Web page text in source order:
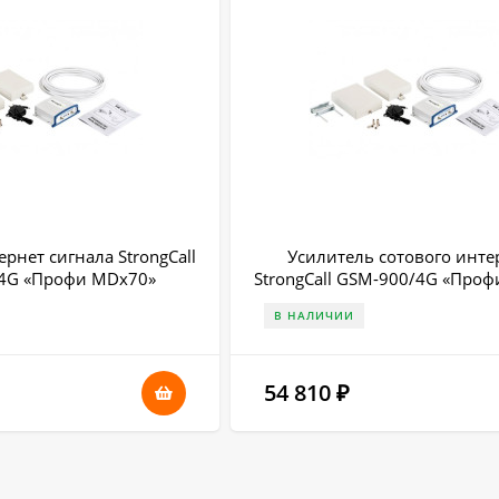
сигнала StrongCall
«Профи MDх70»
Усилитель сотового
StrongCall GSM-900/4G
В НАЛИЧИИ
54 810₽